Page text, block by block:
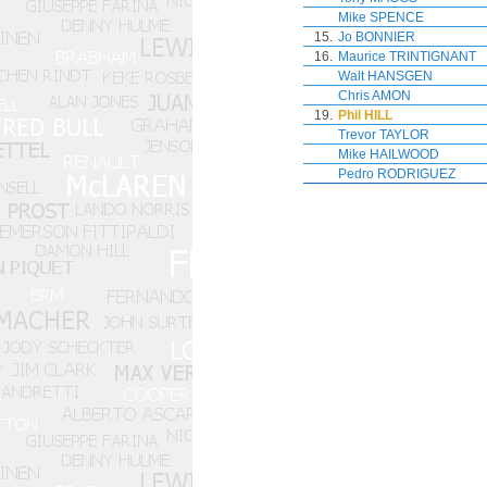
Mike SPENCE
15. Jo BONNIER
16. Maurice TRINTIGNANT
Walt HANSGEN
Chris AMON
19. Phil HILL
Trevor TAYLOR
Mike HAILWOOD
Pedro RODRIGUEZ